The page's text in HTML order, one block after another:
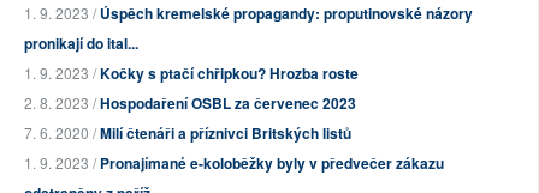
1. 9. 2023 /Úspěch kremelské propagandy: proputinovské názory
pronikají do ital...
1. 9. 2023 /Kočky s ptačí chřipkou? Hrozba roste
2. 8. 2023 /Hospodaření OSBL za červenec 2023
7. 6. 2020 /Milí čtenáři a příznivci Britských listů
1. 9. 2023 /Pronajímané e-koloběžky byly v předvečer zákazu